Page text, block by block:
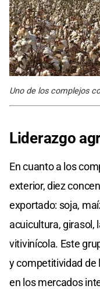
Uno de los complejos
Liderazgo
En cuanto a los
exterior, diez
exportado: soja,
acuicultura, girasol,
vitivinícola. Este
y competitividad de
en los mercados